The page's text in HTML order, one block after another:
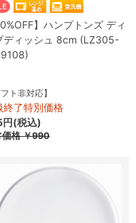
】ハンプトンズ ディ
ディッシュ 8cm (LZ305-
フト非対応】
終了特別価格
(税込)
価格￥990